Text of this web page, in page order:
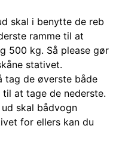
skal i benytte de reb
ramme til at
500 kg. Så please gør
stativet.
tag de øverste både
at tage de nederste.
skal bådvogn
for ellers kan du